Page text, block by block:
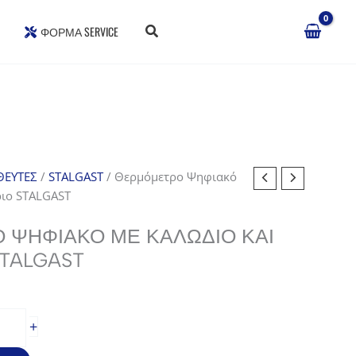
ΦΌΡΜΑ SERVICE
/ STALGAST/ Θερμόμετρο Ψηφιακό
STALGAST
ΜΕ ΚΑΛΏΔΙΟ ΚΑΙ
+